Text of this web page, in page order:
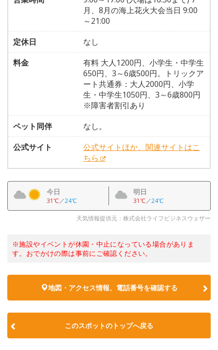
月、8月の海上花火大会当日 9:00
～21:00
定休日
なし
料金
有料 大人1200円、小学生・中学生
650円、3～6歳500円。トリックア
ート共通券：大人2000円、小学
生・中学生1050円、3～6歳800円
※障害者割引あり
ペット同伴
なし。
公式サイト
公式サイトほか、関連サイトはこ
ちら
今日
31℃／24℃
明日
31℃／24℃
天気情報提供元：株式会社ライフビジネスウェザー
※施設やイベントが休園・中止になっている場合がありま
す。おでかけの際は事前にご確認ください。
地図・アクセス情報、電話番号を確認する
このスポットのトップへ戻る